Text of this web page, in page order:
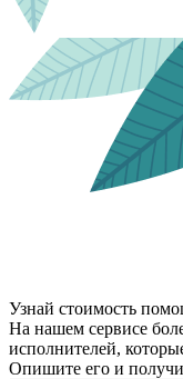
Узнай стоимость
На нашем сервисе
исполнителей,
Опишите его и